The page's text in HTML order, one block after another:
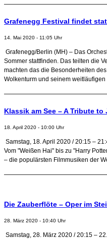
Grafenegg Festival findet
14. Mai 2020 - 11:05 Uhr
Grafenegg/Berlin (MH) – Das
Sommer stattfinden. Das teilten die
machten das die Besonderheiten
Wolkenturm und seinem weitläufigen
Klassik am See – A Tribute
18. April 2020 - 10:00 Uhr
Samstag, 18. April 2020 / 20:15 –
Vom "Weißen Hai" bis zu "Harry
– die populärsten Filmmusiken der
Die Zauberflöte – Oper im
28. März 2020 - 10:40 Uhr
Samstag, 28. März 2020 / 20:15 –